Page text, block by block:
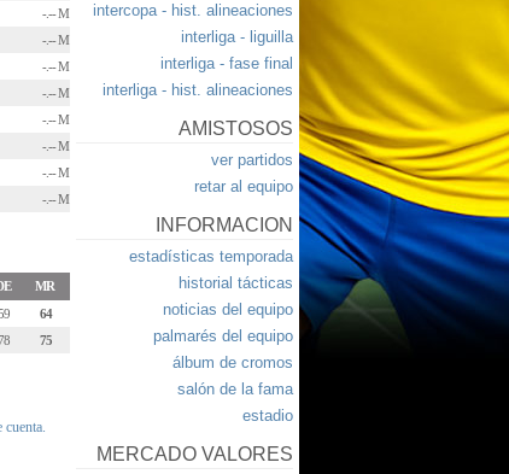
-.-- M
-.-- M
-.-- M
-.-- M
-.-- M
-.-- M
-.-- M
-.-- M
MR
64
75
cuenta.
intercopa - hist. alineaciones
interliga - liguilla
interliga - fase final
interliga - hist. alineaciones
AMISTOSOS
ver partidos
retar al equipo
INFORMACION
estadísticas temporada
historial tácticas
noticias del equipo
palmarés del equipo
álbum de cromos
salón de la fama
estadio
MERCADO VALORES